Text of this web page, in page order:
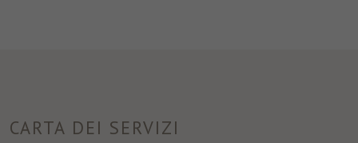
CARTA DEI SERVIZI